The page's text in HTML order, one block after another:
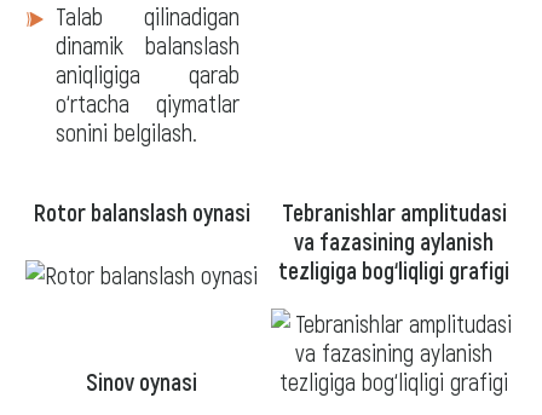
Talab qilinadigan
dinamik balanslash
aniqligiga qarab
o‘rtacha qiymatlar
sonini belgilash.
Rotor balanslash oynasi
Sinov oynasi
Tebranishlar amplitudasi
va fazasining aylanish
tezligiga bog‘liqligi grafigi